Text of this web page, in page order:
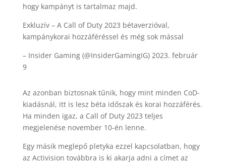
hogy kampányt is tartalmaz majd.
Exkluzív – A Call of Duty 2023 bétaverzióval,
kampánykorai hozzáféréssel és még sok mással
– Insider Gaming (@InsiderGamingIG) 2023. február
9
Az azonban biztosnak tűnik, hogy mint minden CoD-
kiadásnál, itt is lesz béta időszak és korai hozzáférés.
Ha minden igaz, a Call of Duty 2023 teljes
megjelenése november 10-én lenne.
Egy másik meglepő pletyka ezzel kapcsolatban, hogy
az Activision továbbra is ki akarja adni a címet az